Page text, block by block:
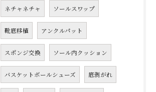
ネチャネチャ ソールスワップ
靴底移植 アンクルパット
スポンジ交換 ソール内クッション
バスケットボールシューズ 底剥がれ